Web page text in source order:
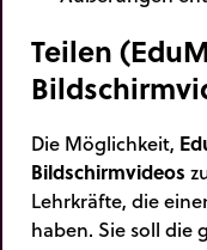
Teilen
Die Möglichkeit,
Bildschirmvideos
Lehrkräfte, die
haben. Sie soll die